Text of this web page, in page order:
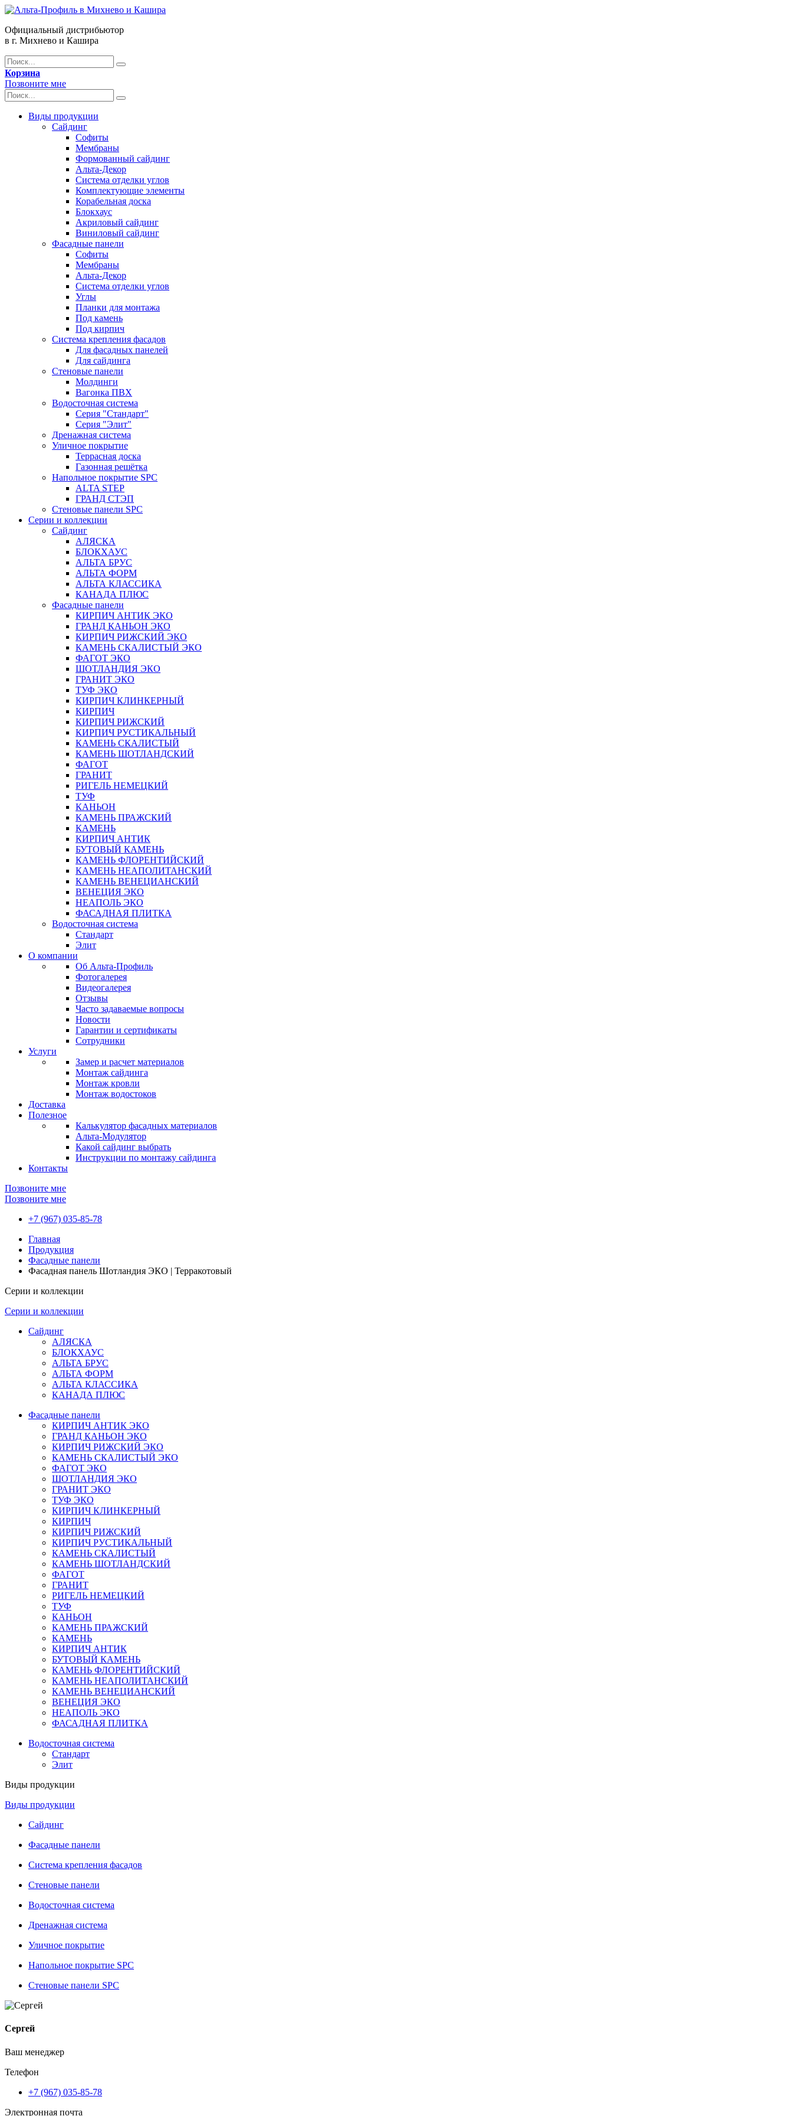
Официальный дистрибьютор
в г. Михнево и Кашира
Корзина
Позвоните мне
Виды продукции
Сайдинг
Софиты
Мембраны
Формованный сайдинг
Альта-Декор
Система отделки углов
Комплектующие элементы
Корабельная доска
Блокхаус
Акриловый сайдинг
Виниловый сайдинг
Фасадные панели
Софиты
Мембраны
Альта-Декор
Система отделки углов
Углы
Планки для монтажа
Под камень
Под кирпич
Система крепления фасадов
Для фасадных панелей
Для сайдинга
Стеновые панели
Молдинги
Вагонка ПВХ
Водосточная система
Серия "Стандарт"
Серия "Элит"
Дренажная система
Уличное покрытие
Террасная доска
Газонная решётка
Напольное покрытие SPC
ALTA STEP
ГРАНД СТЭП
Стеновые панели SPC
Серии и коллекции
Сайдинг
АЛЯСКА
БЛОКХАУС
АЛЬТА БРУС
АЛЬТА ФОРМ
АЛЬТА КЛАССИКА
КАНАДА ПЛЮС
Фасадные панели
КИРПИЧ АНТИК ЭКО
ГРАНД КАНЬОН ЭКО
КИРПИЧ РИЖСКИЙ ЭКО
КАМЕНЬ СКАЛИСТЫЙ ЭКО
ФАГОТ ЭКО
ШОТЛАНДИЯ ЭКО
ГРАНИТ ЭКО
ТУФ ЭКО
КИРПИЧ КЛИНКЕРНЫЙ
КИРПИЧ
КИРПИЧ РИЖСКИЙ
КИРПИЧ РУСТИКАЛЬНЫЙ
КАМЕНЬ СКАЛИСТЫЙ
КАМЕНЬ ШОТЛАНДСКИЙ
ФАГОТ
ГРАНИТ
РИГЕЛЬ НЕМЕЦКИЙ
ТУФ
КАНЬОН
КАМЕНЬ ПРАЖСКИЙ
КАМЕНЬ
КИРПИЧ АНТИК
БУТОВЫЙ КАМЕНЬ
КАМЕНЬ ФЛОРЕНТИЙСКИЙ
КАМЕНЬ НЕАПОЛИТАНСКИЙ
КАМЕНЬ ВЕНЕЦИАНСКИЙ
ВЕНЕЦИЯ ЭКО
НЕАПОЛЬ ЭКО
ФАСАДНАЯ ПЛИТКА
Водосточная система
Стандарт
Элит
О компании
Об Альта-Профиль
Фотогалерея
Видеогалерея
Отзывы
Часто задаваемые вопросы
Новости
Гарантии и сертификаты
Сотрудники
Услуги
Замер и расчет материалов
Монтаж сайдинга
Монтаж кровли
Монтаж водостоков
Доставка
Полезное
Калькулятор фасадных материалов
Альта-Модулятор
Какой сайдинг выбрать
Инструкции по монтажу сайдинга
Контакты
Позвоните мне
Позвоните мне
+7 (967) 035-85-78
Главная
Продукция
Фасадные панели
Фасадная панель Шотландия ЭКО | Терракотовый
Серии и коллекции
Серии и коллекции
Сайдинг
АЛЯСКА
БЛОКХАУС
АЛЬТА БРУС
АЛЬТА ФОРМ
АЛЬТА КЛАССИКА
КАНАДА ПЛЮС
Фасадные панели
КИРПИЧ АНТИК ЭКО
ГРАНД КАНЬОН ЭКО
КИРПИЧ РИЖСКИЙ ЭКО
КАМЕНЬ СКАЛИСТЫЙ ЭКО
ФАГОТ ЭКО
ШОТЛАНДИЯ ЭКО
ГРАНИТ ЭКО
ТУФ ЭКО
КИРПИЧ КЛИНКЕРНЫЙ
КИРПИЧ
КИРПИЧ РИЖСКИЙ
КИРПИЧ РУСТИКАЛЬНЫЙ
КАМЕНЬ СКАЛИСТЫЙ
КАМЕНЬ ШОТЛАНДСКИЙ
ФАГОТ
ГРАНИТ
РИГЕЛЬ НЕМЕЦКИЙ
ТУФ
КАНЬОН
КАМЕНЬ ПРАЖСКИЙ
КАМЕНЬ
КИРПИЧ АНТИК
БУТОВЫЙ КАМЕНЬ
КАМЕНЬ ФЛОРЕНТИЙСКИЙ
КАМЕНЬ НЕАПОЛИТАНСКИЙ
КАМЕНЬ ВЕНЕЦИАНСКИЙ
ВЕНЕЦИЯ ЭКО
НЕАПОЛЬ ЭКО
ФАСАДНАЯ ПЛИТКА
Водосточная система
Стандарт
Элит
Виды продукции
Виды продукции
Сайдинг
Фасадные панели
Система крепления фасадов
Стеновые панели
Водосточная система
Дренажная система
Уличное покрытие
Напольное покрытие SPC
Стеновые панели SPC
Сергей
Ваш менеджер
Телефон
+7 (967) 035-85-78
Электронная почта